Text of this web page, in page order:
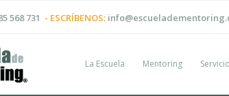
568 731 - ESCRÍBENOS:
La Escuela Mentoring